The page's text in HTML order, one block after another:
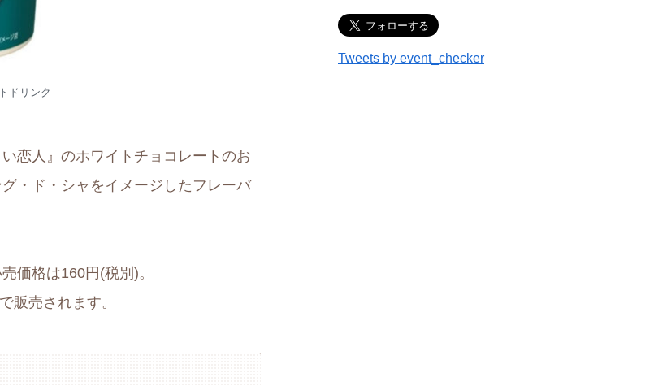
ドリンク
恋人』のホワイトチョコレートのお
・ド・シャをイメージしたフレーバ
価格は160円(税別)。
販売されます。
Tweets by event_checker